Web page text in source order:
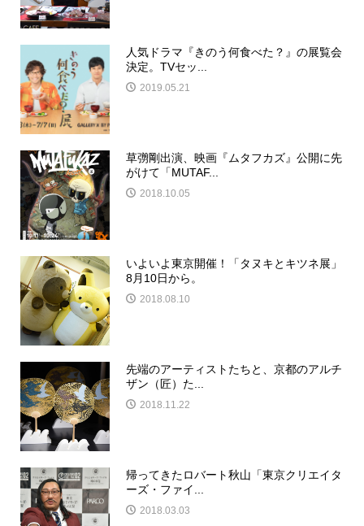
人気ドラマ『きのう何食べた？』の展覧会
決定。TVセッ...
2019.05.21
草彅剛出演、映画『ムタフカズ』公開に先
がけて「MUTAF...
2018.10.05
いよいよ東京開催！「タヌキとキツネ展」
8月10日から。
2018.08.10
先端のアーティストたちと、京都のアルチ
ザン（匠）た...
2018.11.22
帰ってきたロバート秋山「東京クリエイタ
ーズ・ファイ...
2018.03.03